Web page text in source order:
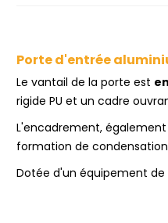
Porte d'entrée
Le vantail de la porte est
rigide PU et un cadre
L'encadrement,
formation de
Dotée d'un équipement de